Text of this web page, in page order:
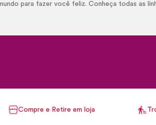
para fazer você feliz. Conheça todas as
Compre e Retire em loja